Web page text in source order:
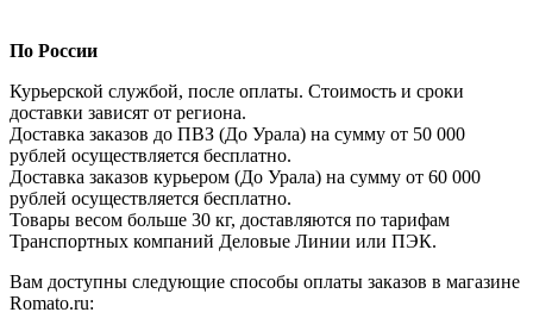
По России
Курьерской службой, после оплаты. Стоимость и сроки
доставки зависят от региона.
Доставка заказов до ПВЗ (До Урала) на сумму от 50 000
рублей осуществляется бесплатно.
Доставка заказов курьером (До Урала) на сумму от 60 000
рублей осуществляется бесплатно.
Товары весом больше 30 кг, доставляются по тарифам
Транспортных компаний Деловые Линии или ПЭК.
Вам доступны следующие способы оплаты заказов в магазине
Romato.ru: